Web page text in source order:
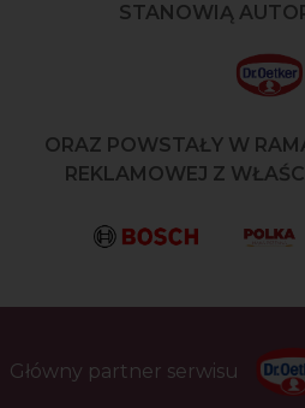
STANOWIĄ
ORAZ POWSTAŁY W
REKLAMOWEJ Z
Główny partner serwisu